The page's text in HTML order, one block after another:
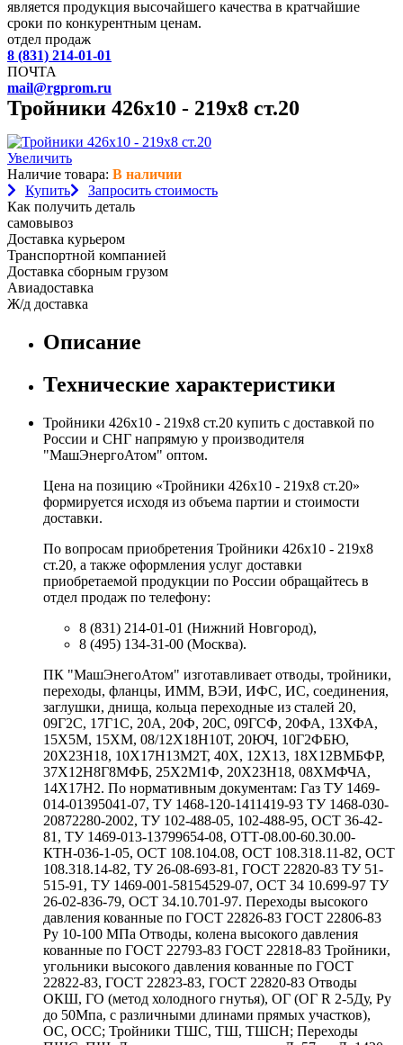
является продукция высочайшего качества в кратчайшие
сроки по конкурентным ценам.
отдел продаж
8 (831) 214-01-01
ПОЧТА
mail@rgprom.ru
Тройники 426х10 - 219х8 ст.20
Увеличить
Наличие товара: В наличии
Купить
Запросить стоимость
Как получить деталь
самовывоз
Доставка курьером
Транспортной компанией
Доставка сборным грузом
Авиадоставка
Ж/д доставка
Описание
Технические характеристики
Тройники 426х10 - 219х8 ст.20 купить с доставкой по
России и СНГ напрямую у производителя
"МашЭнергоАтом" оптом.
Цена на позицию «Тройники 426х10 - 219х8 ст.20»
формируется исходя из объема партии и стоимости
доставки.
По вопросам приобретения Тройники 426х10 - 219х8
ст.20, а также оформления услуг доставки
приобретаемой продукции по России обращайтесь в
отдел продаж по телефону:
8 (831) 214-01-01 (Нижний Новгород),
8 (495) 134-31-00 (Москва).
ПК "МашЭнегоАтом" изготавливает отводы, тройники,
переходы, фланцы, ИММ, ВЭИ, ИФС, ИС, соединения,
заглушки, днища, кольца переходные из сталей 20,
09Г2С, 17Г1С, 20А, 20Ф, 20С, 09ГСФ, 20ФА, 13ХФА,
15Х5М, 15ХМ, 08/12Х18Н10Т, 20ЮЧ, 10Г2ФБЮ,
20Х23Н18, 10Х17Н13М2Т, 40Х, 12Х13, 18Х12ВМБФР,
37Х12Н8Г8МФБ, 25Х2М1Ф, 20Х23Н18, 08ХМФЧА,
14Х17Н2. По нормативным документам: Газ ТУ 1469-
014-01395041-07, ТУ 1468-120-1411419-93 ТУ 1468-030-
20872280-2002, ТУ 102-488-05, 102-488-95, ОСТ 36-42-
81, ТУ 1469-013-13799654-08, ОТТ-08.00-60.30.00-
КТН-036-1-05, ОСТ 108.104.08, ОСТ 108.318.11-82, ОСТ
108.318.14-82, ТУ 26-08-693-81, ГОСТ 22820-83 ТУ 51-
515-91, ТУ 1469-001-58154529-07, ОСТ 34 10.699-97 ТУ
26-02-836-79, ОСТ 34.10.701-97. Переходы высокого
давления кованные по ГОСТ 22826-83 ГОСТ 22806-83
Ру 10-100 МПа Отводы, колена высокого давления
кованные по ГОСТ 22793-83 ГОСТ 22818-83 Тройники,
угольники высокого давления кованные по ГОСТ
22822-83, ГОСТ 22823-83, ГОСТ 22820-83 Отводы
ОКШ, ГО (метод холодного гнутья), ОГ (ОГ R 2-5Ду, Ру
до 50Мпа, с различными длинами прямых участков),
ОС, ОСС; Тройники ТШС, ТШ, ТШСН; Переходы